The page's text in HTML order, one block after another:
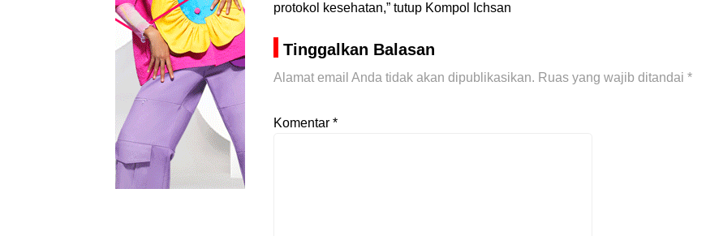
protokol kesehatan,” tutup Kompol Ichsan
Tinggalkan Balasan
Alamat email Anda tidak akan dipublikasikan. Ruas yang wajib ditandai *
Komentar *